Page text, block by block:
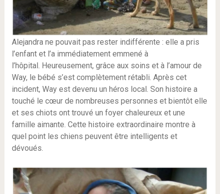
Alejandra ne pouvait pas rester indifférente : elle a pris
l’enfant et l’a immédiatement emmené à
l’hôpital. Heureusement, grâce aux soins et à l’amour de
Way, le bébé s’est complètement rétabli. Après cet
incident, Way est devenu un héros local. Son histoire a
touché le cœur de nombreuses personnes et bientôt elle
et ses chiots ont trouvé un foyer chaleureux et une
famille aimante. Cette histoire extraordinaire montre à
quel point les chiens peuvent être intelligents et
dévoués.